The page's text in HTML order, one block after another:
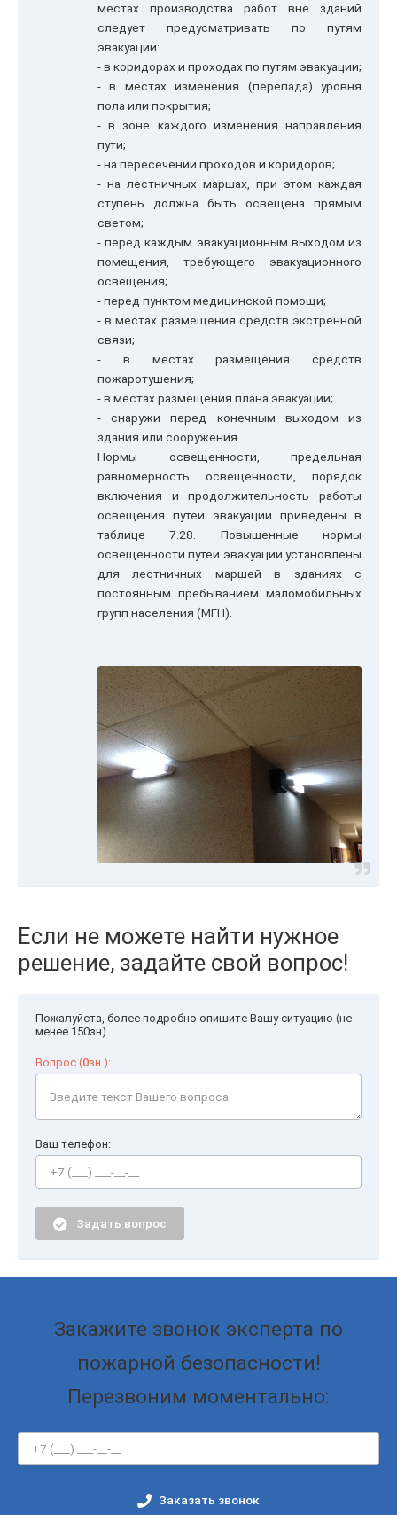
местах производства работ вне зданий
следует предусматривать по путям
эвакуации:
- в коридорах и проходах по путям эвакуации;
- в местах изменения (перепада) уровня
пола или покрытия;
- в зоне каждого изменения направления
пути;
- на пересечении проходов и коридоров;
- на лестничных маршах, при этом каждая
ступень должна быть освещена прямым
светом;
- перед каждым эвакуационным выходом из
помещения, требующего эвакуационного
освещения;
- перед пунктом медицинской помощи;
- в местах размещения средств экстренной
связи;
- в местах размещения средств
пожаротушения;
- в местах размещения плана эвакуации;
- снаружи перед конечным выходом из
здания или сооружения.
Нормы освещенности, предельная
равномерность освещенности, порядок
включения и продолжительность работы
освещения путей эвакуации приведены в
таблице 7.28. Повышенные нормы
освещенности путей эвакуации установлены
для лестничных маршей в зданиях с
постоянным пребыванием маломобильных
групп населения (МГН).
Если не можете найти нужное
решение, задайте свой вопрос!
Пожалуйста, более подробно опишите Вашу ситуацию (не
менее 150зн).
Вопрос (0зн.):
Ваш телефон:
Задать вопрос
Закажите звонок эксперта по
пожарной безопасности!
Перезвоним моментально:
Заказать звонок